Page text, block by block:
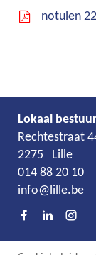
notulen
Lokaal
Adres
Rechtestraat
2275
Lille
Tel.
014 88 20 10
E-
mail
info@lille.be